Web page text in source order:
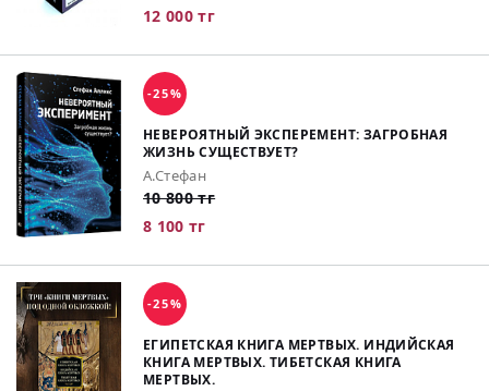
12 000 тг
-25%
НЕВЕРОЯТНЫЙ ЭКСПЕРЕМЕНТ: ЗАГРОБНАЯ
ЖИЗНЬ СУЩЕСТВУЕТ?
А.Стефан
10 800 тг
8 100 тг
-25%
ЕГИПЕТСКАЯ КНИГА МЕРТВЫХ. ИНДИЙСКАЯ
КНИГА МЕРТВЫХ. ТИБЕТСКАЯ КНИГА
МЕРТВЫХ.